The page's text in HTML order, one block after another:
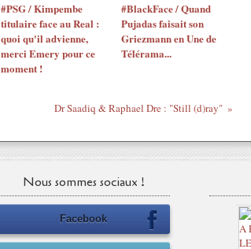
#PSG / Kimpembe
titulaire face au Real :
quoi qu'il advienne,
merci Emery pour ce
moment !
#BlackFace / Quand
Pujadas faisait son
Griezmann en Une de
Télérama...
Dr Saadiq & Raphael Dre : "Still (d)ray"
Nous sommes sociaux !
Facebook